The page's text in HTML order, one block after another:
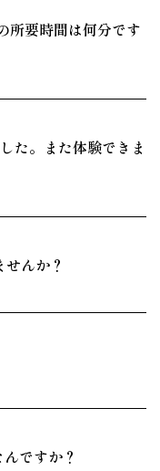
所要時間は何分です
た。また体験できま
んか？
ですか？